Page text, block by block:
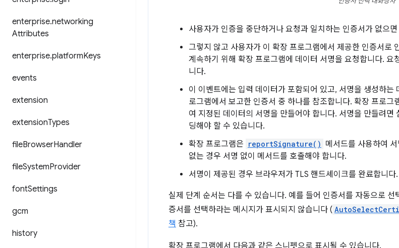
enterprise.networking
Attributes
enterprise.platformKeys
events
extension
extensionTypes
fileBrowserHandler
fileSystemProvider
fontSettings
gcm
history
사용자가 인증을 중단하거나 요청과 일치하는 인증서가 없으
그렇지 않고 사용자가 이 확장 프로그램에서 제공한 인증서로
계속하기 위해 확장 프로그램에 데이터 서명을 요청합니다. 요
니다.
이 이벤트에는 입력 데이터가 포함되어 있고, 서명을 생성하
로그램에서 보고한 인증서 중 하나를 참조합니다. 확장 프로
여 지정된 데이터의 서명을 만들어야 합니다. 서명을 만들려
딩해야 할 수 있습니다.
확장 프로그램은 reportSignature() 메서드를 사용하여
없는 경우 서명 없이 메서드를 호출해야 합니다.
서명이 제공된 경우 브라우저가 TLS 핸드셰이크를 완료합니다.
실제 단계 순서는 다를 수 있습니다. 예를 들어 인증서를 자동으로
증서를 선택하라는 메시지가 표시되지 않습니다 (
책 참고).